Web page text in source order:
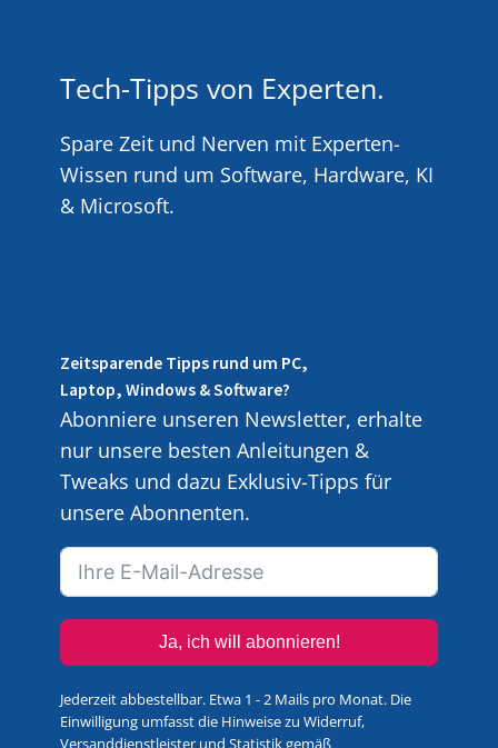
Tech-Tipps von Experten.
Spare Zeit und Nerven mit Experten-
Wissen rund um Software, Hardware, KI
& Microsoft.
Zeitsparende Tipps rund um PC,
Laptop, Windows & Software?
Abonniere unseren Newsletter, erhalte
nur unsere besten Anleitungen &
Tweaks und dazu Exklusiv-Tipps für
unsere Abonnenten.
Ja, ich will abonnieren!
Jederzeit abbestellbar. Etwa 1 - 2 Mails pro Monat. Die
Einwilligung umfasst die Hinweise zu Widerruf,
Versanddienstleister und Statistik gemäß